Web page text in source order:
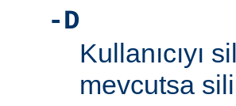
-D
Kullanıcıyı
mevcutsa